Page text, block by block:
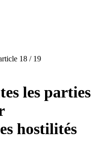
18 / 19
les parties
hostilités